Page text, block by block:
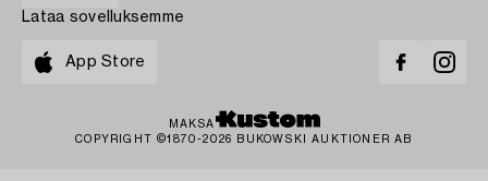
Lataa sovelluksemme
App Store
MAKSA
COPYRIGHT ©1870-2026 BUKOWSKI AUKTIONER AB